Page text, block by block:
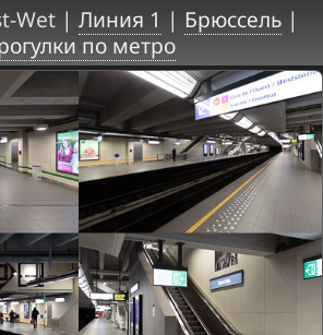
Wet | Линия 1 | Брюссель|
по метро